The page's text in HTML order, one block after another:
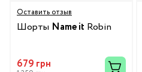
Оставить отзыв
Шорты Name it Robin
679 грн